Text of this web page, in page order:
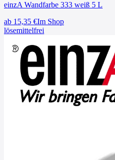
einzA Wandfarbe 333 weiß 5 L
ab 15,35 €Im Shop
lösemittelfrei